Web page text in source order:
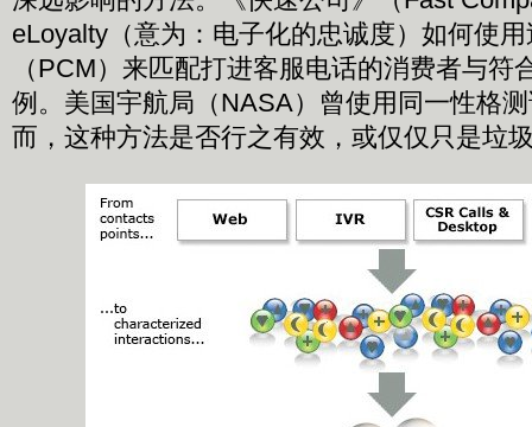
eLoyalty（意为：电子化的忠诚度）如何使
（PCM）来匹配打进客服电话的消费者与符
例。美国宇航局（NASA）曾使用同一性格
而，这种方法是否行之有效，或仅仅只是垃